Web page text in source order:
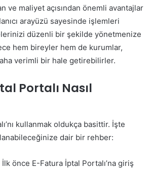
ve maliyet açısından önemli avantajlar
arayüzü sayesinde işlemleri
düzenli bir şekilde yönetmenize
hem bireyler hem de kurumlar,
verimli bir hale getirebilirler.
Portalı Nasıl
kullanmak oldukça basittir. İşte
dair bir rehber:
İlk önce E-Fatura İptal Portalı’na giriş